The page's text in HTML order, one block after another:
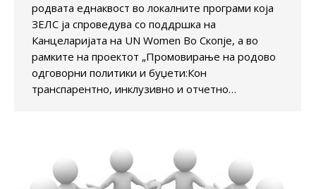
родвата еднаквост во локалните програми која
ЗЕЛС ја спроведува со поддршка на
Канцеларијата на UN Women Во Скопје, а во
рамките на проектот „Промовирање на родово
одговорни политики и буџети:Кон
транспарентно, инклузивно и отчетно…